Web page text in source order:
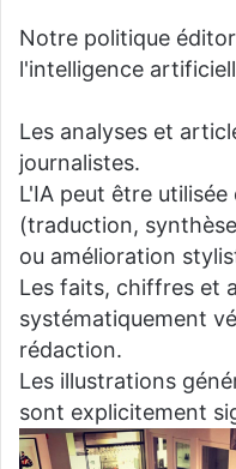
Notre politique
l'intelligence
Les analyses et
journalistes.
L'IA peut être
(traduction,
ou amélioration
Les faits, chiffres et
systématiquement
rédaction.
Les illustrations
sont explicitement